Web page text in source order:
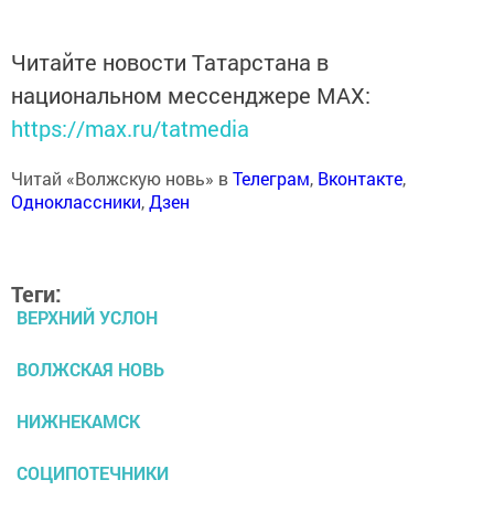
Читайте новости Татарстана в
национальном мессенджере MАХ:
https://max.ru/tatmedia
Читай «Волжскую новь» вТелеграм, Вконтакте,
Одноклассники,Дзен
Теги:
ВЕРХНИЙ УСЛОН
ВОЛЖСКАЯ НОВЬ
НИЖНЕКАМСК
СОЦИПОТЕЧНИКИ